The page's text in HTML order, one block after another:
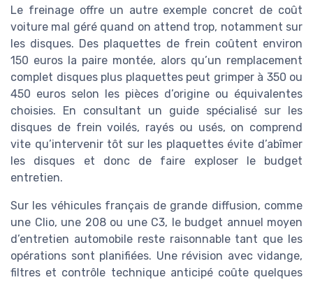
Le freinage offre un autre exemple concret de coût
voiture mal géré quand on attend trop, notamment sur
les disques. Des plaquettes de frein coûtent environ
150 euros la paire montée, alors qu’un remplacement
complet disques plus plaquettes peut grimper à 350 ou
450 euros selon les pièces d’origine ou équivalentes
choisies. En consultant un guide spécialisé sur les
disques de frein voilés, rayés ou usés, on comprend
vite qu’intervenir tôt sur les plaquettes évite d’abîmer
les disques et donc de faire exploser le budget
entretien.
Sur les véhicules français de grande diffusion, comme
une Clio, une 208 ou une C3, le budget annuel moyen
d’entretien automobile reste raisonnable tant que les
opérations sont planifiées. Une révision avec vidange,
filtres et contrôle technique anticipé coûte quelques